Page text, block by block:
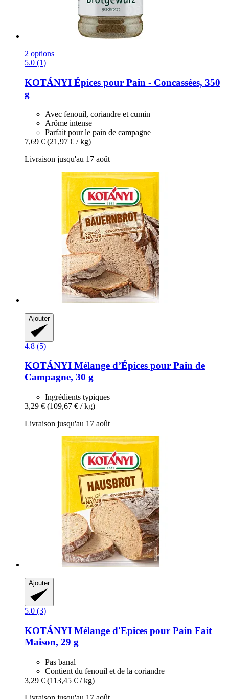
2 options
5.0 (1)
KOTÁNYI Épices pour Pain -​ Concassées, 350
g
Avec fenouil, coriandre et cumin
Arôme intense
Parfait pour le pain de campagne
7,69 € (21,97 € / kg)
Livraison jusqu'au 17 août
Ajouter
4.8 (5)
KOTÁNYI Mélange d’Épices pour Pain de
Campagne, 30 g
Ingrédients typiques
3,29 € (109,67 € / kg)
Livraison jusqu'au 17 août
Ajouter
5.0 (3)
KOTÁNYI Mélange d'Epices pour Pain Fait
Maison, 29 g
Pas banal
Contient du fenouil et de la coriandre
3,29 € (113,45 € / kg)